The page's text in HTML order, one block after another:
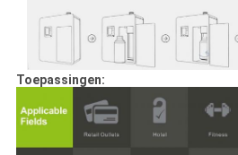
Toepassingen: